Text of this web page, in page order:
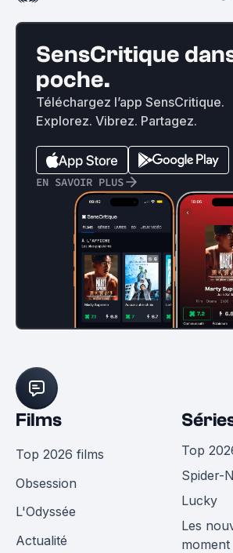
SensCritique
poche.
Téléchargez l’app SensCritique.
Explorez. Vibrez. Partagez.
EN SAVOIR PLUS
Films
Top 2026 films
Obsession
L'Odyssée
Actualité
Top
Spider-
Lucky
Les
moment